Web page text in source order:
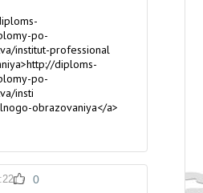
po-
institut-professional
diploms-
po-
insti
obrazovaniya</a>
0